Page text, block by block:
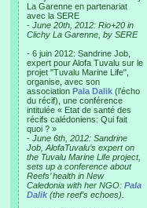
La Garenne en partenariat
avec la SERE
- June 20th, 2012: Rio+20 in
Clichy La Garenne, by SERE
- 6 juin 2012: Sandrine Job,
expert pour Alofa Tuvalu sur le
projet "Tuvalu Marine Life",
organise, avec son
association Pala Dalik (l’écho
du récif), une conférence
intitulée « Etat de santé des
récifs calédoniens: Qui fait
quoi ? »
- June 6th, 2012: Sandrine
Job, AlofaTuvalu’s expert on
the Tuvalu Marine Life project,
sets up a conference about
Reefs’ health in New
Caledonia with her NGO: Pala
Dalik (the reef’s echoes).